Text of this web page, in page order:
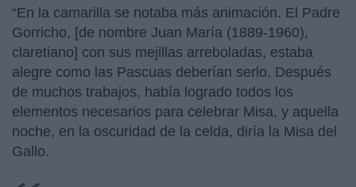
“En la camarilla se notaba más animación. El Padre
Gorricho, [de nombre Juan María (1889-1960),
claretiano] con sus mejillas arreboladas, estaba
alegre como las Pascuas deberían serlo. Después
de muchos trabajos, había logrado todos los
elementos necesarios para celebrar Misa, y aquella
noche, en la oscuridad de la celda, diría la Misa del
Gallo.